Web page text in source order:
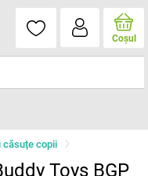
Coşul
căsuțe copii
Toys BGP